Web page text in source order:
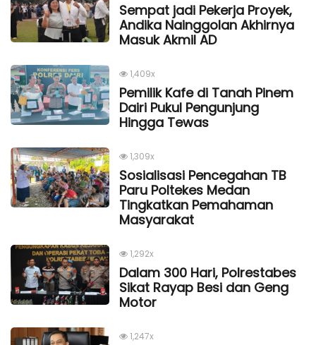
Sempat jadi Pekerja Proyek,
Andika Nainggolan Akhirnya
Masuk Akmil AD
1,409x
Pemilik Kafe di Tanah Pinem
Dairi Pukul Pengunjung
Hingga Tewas
1,309x
Sosialisasi Pencegahan TB
Paru Poltekes Medan
Tingkatkan Pemahaman
Masyarakat
1,292x
Dalam 300 Hari, Polrestabes
Sikat Rayap Besi dan Geng
Motor
1,247x